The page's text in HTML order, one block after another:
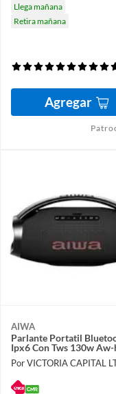
Llega mañana
Retira mañana
Agregar
AIWA
Parlante Portatil
Ipx6 Con Tws 130w
Por VICTORIA CAPITAL